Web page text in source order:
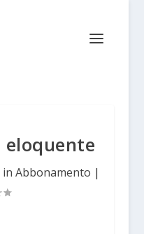
in Abbonamento |